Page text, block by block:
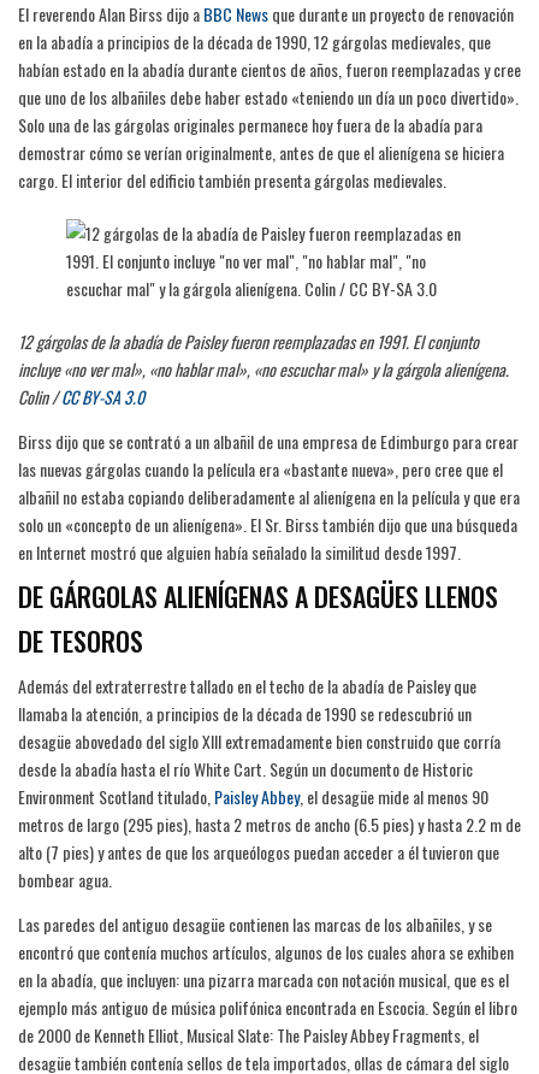
El reverendo Alan Birss dijo aBBC Newsque durante un proyecto de renovación
en la abadía a principios de la década de 1990, 12 gárgolas medievales, que
habían estado en la abadía durante cientos de años, fueron reemplazadas y cree
que uno de los albañiles debe haber estado «teniendo un día un poco divertido».
Solo una de las gárgolas originales permanece hoy fuera de la abadía para
demostrar cómo se verían originalmente, antes de que el alienígena se hiciera
cargo. El interior del edificio también presenta gárgolas medievales.
12 gárgolas de la abadía de Paisley fueron reemplazadas en 1991. El conjunto
incluye «no ver mal», «no hablar mal», «no escuchar mal» y la gárgola alienígena.
Colin /CC BY-SA 3.0
Birss dijo que se contrató a un albañil de una empresa de Edimburgo para crear
las nuevas gárgolas cuando la película era «bastante nueva», pero cree que el
albañil no estaba copiando deliberadamente al alienígena en la película y que era
solo un «concepto de un alienígena». El Sr. Birss también dijo que una búsqueda
en Internet mostró que alguien había señalado la similitud desde 1997.
DE GÁRGOLAS ALIENÍGENAS A DESAGÜES LLENOS
DE TESOROS
Además del extraterrestre tallado en el techo de la abadía de Paisley que
llamaba la atención, a principios de la década de 1990 se redescubrió un
desagüe abovedado del siglo XIII extremadamente bien construido que corría
desde la abadía hasta el río White Cart. Según un documento de Historic
Environment Scotland titulado,Paisley Abbey, el desagüe mide al menos 90
metros de largo (295 pies), hasta 2 metros de ancho (6.5 pies) y hasta 2.2 m de
alto (7 pies) y antes de que los arqueólogos puedan acceder a él tuvieron que
bombear agua.
Las paredes del antiguo desagüe contienen las marcas de los albañiles, y se
encontró que contenía muchos artículos, algunos de los cuales ahora se exhiben
en la abadía, que incluyen: una pizarra marcada con notación musical, que es el
ejemplo más antiguo de música polifónica encontrada en Escocia. Según el libro
de 2000 de Kenneth Elliot, Musical Slate: The Paisley Abbey Fragments, el
desagüe también contenía sellos de tela importados, ollas de cámara del siglo